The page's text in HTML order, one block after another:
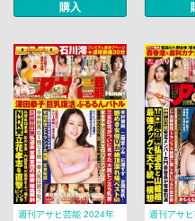
購入
週刊アサヒ芸能 2024年
週刊アサ